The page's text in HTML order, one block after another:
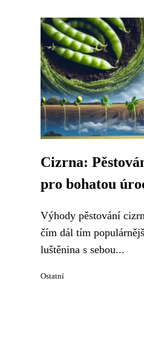
Cizrna:
pro bohatou
Výhody pěstování
čím dál tím
luštěnina s sebou...
Ostatní